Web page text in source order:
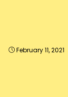
February 11, 2021